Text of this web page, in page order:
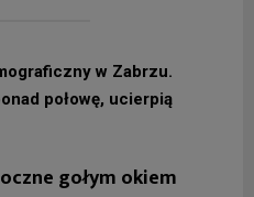
w Zabrzu.
połowę, ucierpią
gołym okiem